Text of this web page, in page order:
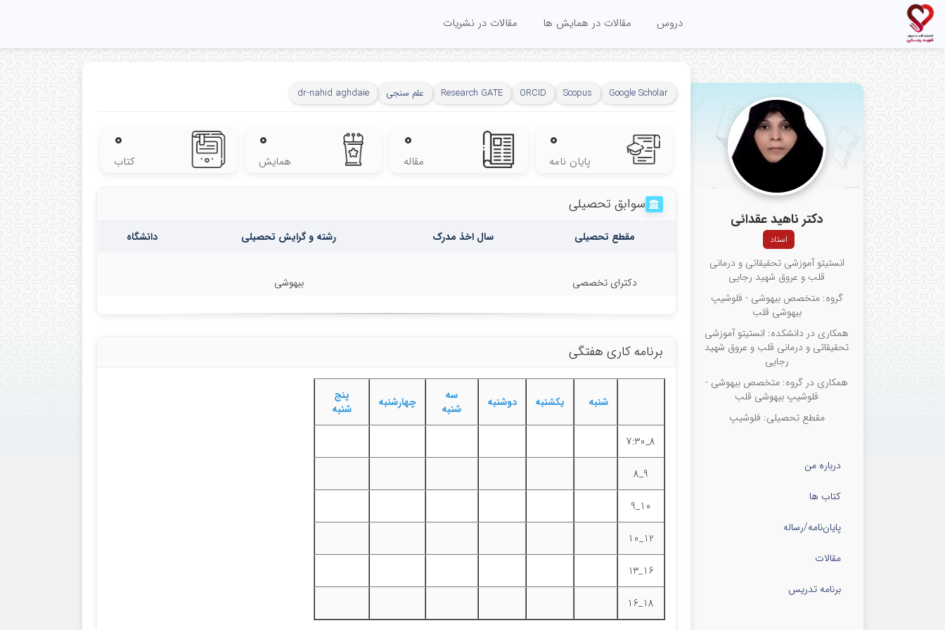
دروس مقالات در همایش ها مقالات در نشریات
دکتر ناهید عقدائی
استاد
انستیتو آموزشی تحقیقاتی و درمانی
قلب و عروق شهید رجایی
گروه: متخصص بیهوشی - فلوشیپ
بیهوشی قلب
همکاری در دانشکده: انستیتو آموزشی
تحقیقاتی و درمانی قلب و عروق شهید
رجایی
همکاری در گروه: متخصص بیهوشی -
فلوشیپ بیهوشی قلب
مقطع تحصیلی: فلوشیپ
درباره من
کتاب ها
پایان‌نامه‌/رساله
مقالات
برنامه تدریس
Google Scholar
Scopus
ORCID
Research GATE علم سنجی dr-nahid aghdaie
۰
پایان نامه
۰
مقاله
۰
همایش
۰
کتاب
سوابق تحصیلی
مقطع تحصیلی سال اخذ مدرک رشته و گرایش تحصیلی دانشگاه
دکترای تخصصی بیهوشی
برنامه کاری هفتگی
شنبه یکشنبه دوشنبه
سه
شنبه
چهارشنبه
پنج
شنبه
8_7:30
9_8
10_9
12_10
16_13
18_16